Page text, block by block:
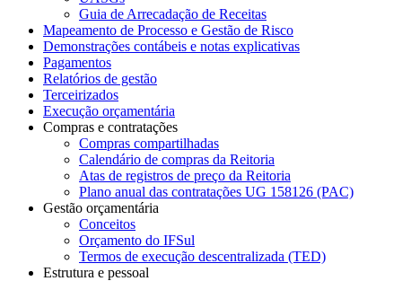
Guia de Arrecadação de Receitas
Mapeamento de Processo e Gestão de Risco
Demonstrações contábeis e notas explicativas
Pagamentos
Relatórios de gestão
Terceirizados
Execução orçamentária
Compras e contratações
Compras compartilhadas
Calendário de compras da Reitoria
Atas de registros de preço da Reitoria
Plano anual das contratações UG 158126 (PAC)
Gestão orçamentária
Conceitos
Orçamento do IFSul
Termos de execução descentralizada (TED)
Estrutura e pessoal